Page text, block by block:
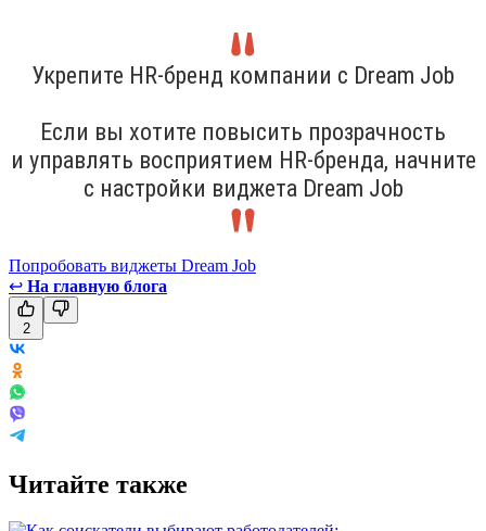
Укрепите HR-бренд компании с Dream Job
Если вы хотите повысить прозрачность
и управлять восприятием HR-бренда, начните
с настройки виджета Dream Job
Попробовать виджеты Dream Job
↩ На главную блога
2
Читайте также